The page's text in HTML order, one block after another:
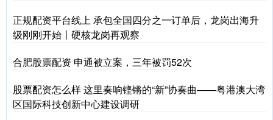
正规配资平台线上 承包全国四分之一订单后，龙岗出海升
级刚刚开始丨硬核龙岗再观察
合肥股票配资 申通被立案，三年被罚52次
股票配资怎么样 这里奏响铿锵的“新”协奏曲——粤港澳大湾
区国际科技创新中心建设调研